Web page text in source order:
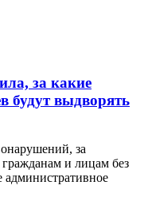
за какие
будут выдворять
за
и лицам без
административное